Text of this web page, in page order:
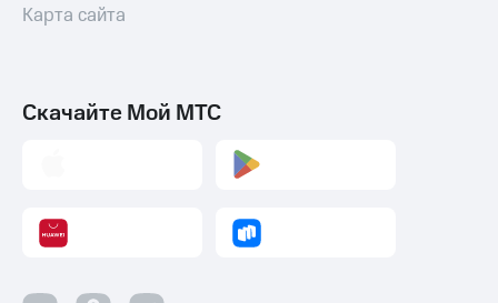
Карта сайта
Скачайте Мой МТС